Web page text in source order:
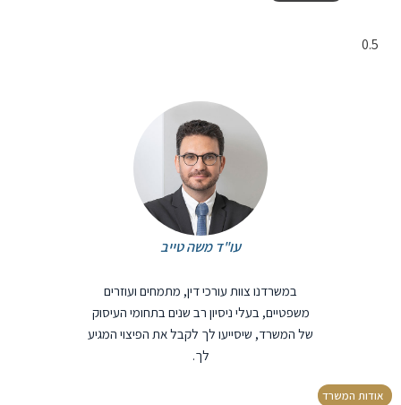
עו"ד משה טייב
במשרדנו צוות עורכי דין, מתמחים ועוזרים
משפטיים, בעלי ניסיון רב שנים בתחומי העיסוק
של המשרד, שיסייעו לך לקבל את הפיצוי המגיע
לך.
אודות המשרד